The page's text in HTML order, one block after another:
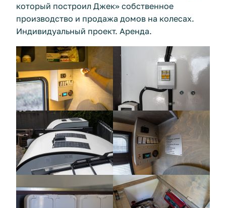
который построил Джек» собственное
производство и продажа домов на колесах.
Индивидуальный проект. Аренда.